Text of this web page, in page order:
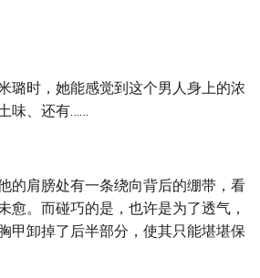
璐时，她能感觉到这个男人身上的浓
味、还有……
的肩膀处有一条绕向背后的绷带，看
愈。而碰巧的是，也许是为了透气，
甲卸掉了后半部分，使其只能堪堪保